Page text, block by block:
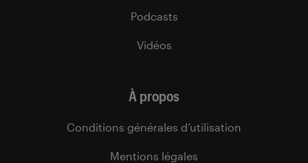
Podcasts
Vidéos
À propos
Conditions générales d’utilisation
Mentions légales